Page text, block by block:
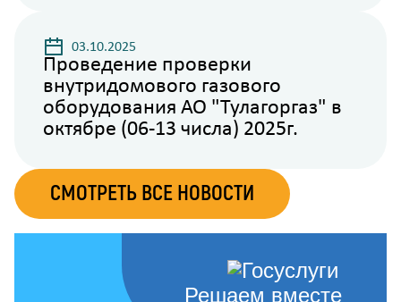
03.10.2025
Проведение проверки
внутридомового газового
оборудования АО "Тулагоргаз" в
октябре (06-13 числа) 2025г.
СМОТРЕТЬ ВСЕ НОВОСТИ
Решаем вместе